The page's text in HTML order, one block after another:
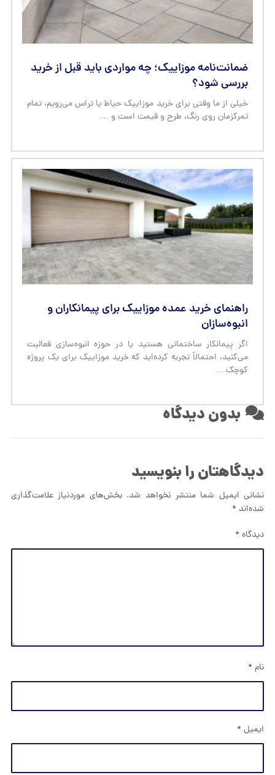
ضمانت‌نامه موزاییک؛ چه مواردی باید قبل از خرید
بررسی شود؟
خیلی از ما وقتی برای خرید موزاییک حیاط یا تراس می‌رویم، تمام
تمرکزمان روی رنگ، طرح و قیمت است و …
راهنمای خرید عمده موزاییک برای پیمانکاران و
انبوه‌سازان
اگر پیمانکار ساختمانی هستید یا در حوزه انبوه‌سازی فعالیت
می‌کنید، احتمالاً تجربه کرده‌اید که خرید موزاییک برای یک پروژه
کوچک …
بدون دیدگاه
دیدگاهتان را بنویسید
نشانی ایمیل شما منتشر نخواهد شد. بخش‌های موردنیاز علامت‌گذاری
شده‌اند *
دیدگاه *
نام *
ایمیل *